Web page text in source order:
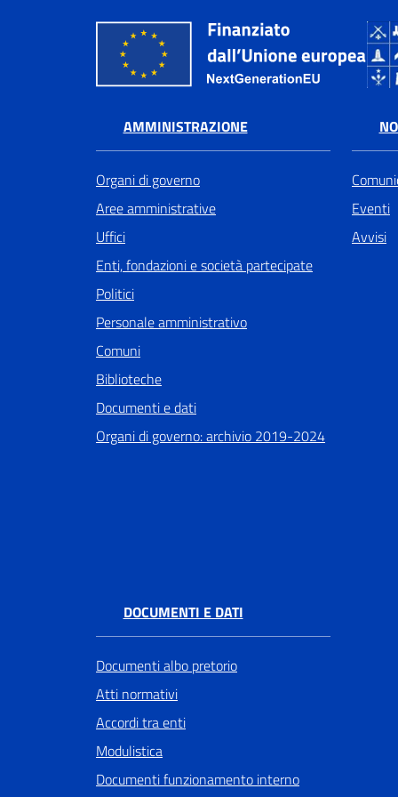
AMMINISTRAZIONE
Organi di governo
Aree amministrative
Uffici
Enti, fondazioni e società partecipate
Politici
Personale amministrativo
Comuni
Biblioteche
Documenti e dati
Organi di governo: archivio 2019-2024
Eventi
Avvisi
DOCUMENTI E DATI
Documenti albo pretorio
Atti normativi
Accordi tra enti
Modulistica
Documenti funzionamento interno